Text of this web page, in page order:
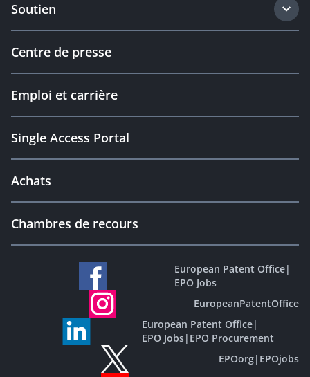
Soutien
Centre de presse
Emploi et carrière
Single Access Portal
Achats
Chambres de recours
European Patent Office|
EPO Jobs
EuropeanPatentOffice
European Patent Office|
EPO Jobs| EPO Procurement
EPOorg| EPOjobs